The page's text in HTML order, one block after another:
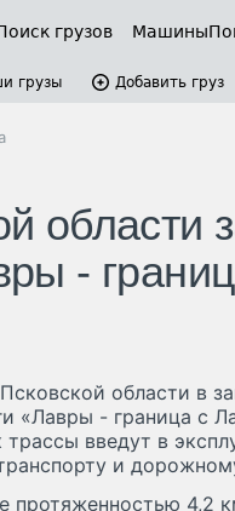
грузов Машины
грузы Добавить груз
области
-
области в
«Лавры - граница с
трассы введут в
и
протяженностью 4,2